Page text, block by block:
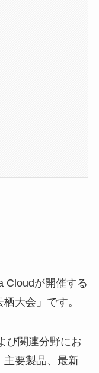
Cloudが開催する
大会」です。
び関連分野にお
主要製品、最新